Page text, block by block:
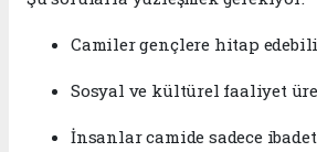
Camiler gençlere hitap
Sosyal ve kültürel faaliyet
İnsanlar camide sadece